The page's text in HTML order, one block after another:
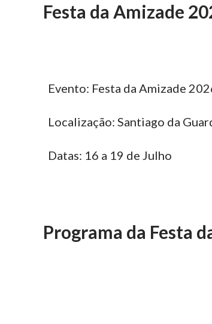
Festa da Amizade
Evento: Festa da Amizade
Localização: Santiago da
Datas: 16 a 19 de Julho
Programa da Festa